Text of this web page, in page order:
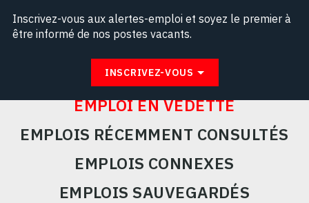
Inscrivez-vous aux alertes-emploi et soyez le premier à
être informé de nos postes vacants.
INSCRIVEZ-VOUS
EMPLOI EN VEDETTE
EMPLOIS RÉCEMMENT CONSULTÉS
EMPLOIS CONNEXES
EMPLOIS SAUVEGARDÉS